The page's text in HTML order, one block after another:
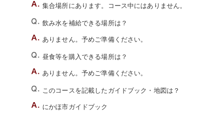
集合場所にあります。コース中にはありません。
飲み水を補給できる場所は？
ありません。予めご準備ください。
昼食等を購入できる場所は？
ありません。予めご準備ください。
このコースを記載したガイドブック・地図は？
にかほ市ガイドブック